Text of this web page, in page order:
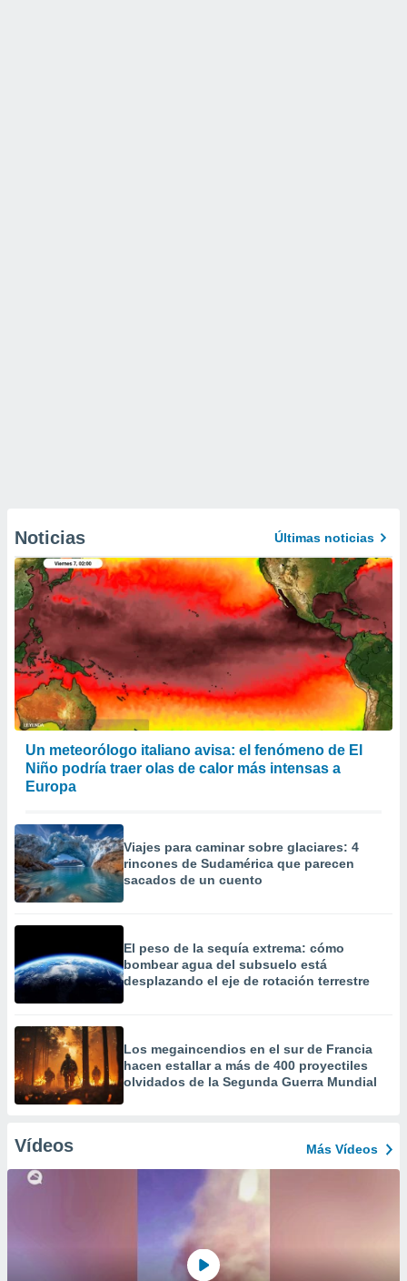
Noticias Últimas noticias
Un meteorólogo italiano avisa: el fenómeno de El
Niño podría traer olas de calor más intensas a
Europa
Viajes para caminar sobre glaciares: 4
rincones de Sudamérica que parecen
sacados de un cuento
El peso de la sequía extrema: cómo
bombear agua del subsuelo está
desplazando el eje de rotación terrestre
Los megaincendios en el sur de Francia
hacen estallar a más de 400 proyectiles
olvidados de la Segunda Guerra Mundial
Vídeos Más Vídeos